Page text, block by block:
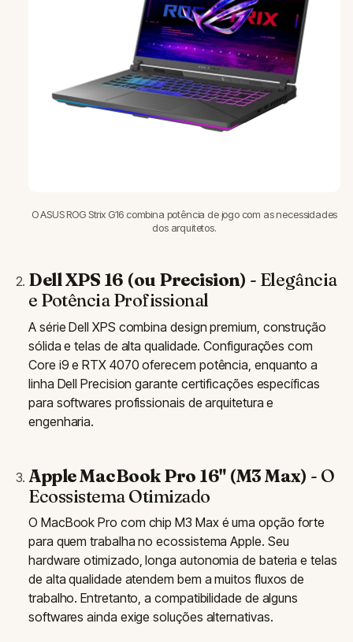
O ASUS ROG Strix G16 combina potência de jogo com as necessidades
dos arquitetos.
Dell XPS 16 (ou Precision) - Elegância
e Potência Profissional
A série Dell XPS combina design premium, construção
sólida e telas de alta qualidade. Configurações com
Core i9 e RTX 4070 oferecem potência, enquanto a
linha Dell Precision garante certificações específicas
para softwares profissionais de arquitetura e
engenharia.
Apple MacBook Pro 16" (M3 Max) - O
Ecossistema Otimizado
O MacBook Pro com chip M3 Max é uma opção forte
para quem trabalha no ecossistema Apple. Seu
hardware otimizado, longa autonomia de bateria e telas
de alta qualidade atendem bem a muitos fluxos de
trabalho. Entretanto, a compatibilidade de alguns
softwares ainda exige soluções alternativas.